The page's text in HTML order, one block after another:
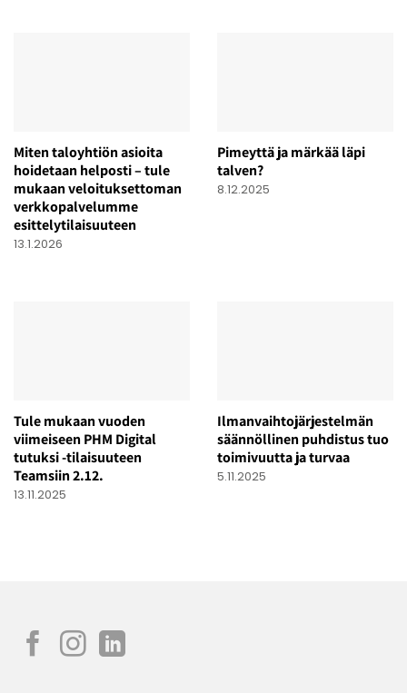
Miten taloyhtiön asioita
hoidetaan helposti – tule
mukaan veloituksettoman
verkkopalvelumme
esittelytilaisuuteen
13.1.2026
Pimeyttä ja märkää läpi
talven?
8.12.2025
Tule mukaan vuoden
viimeiseen PHM Digital
tutuksi -tilaisuuteen
Teamsiin 2.12.
13.11.2025
Ilmanvaihtojärjestelmän
säännöllinen puhdistus tuo
toimivuutta ja turvaa
5.11.2025